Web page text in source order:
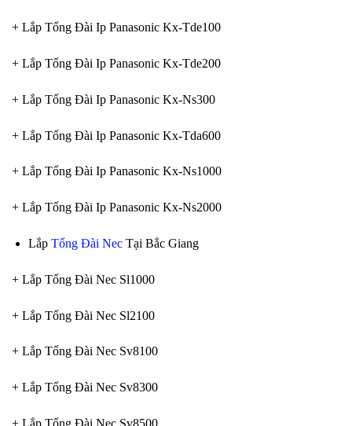
+ Lắp Tổng Đài Ip Panasonic Kx-Tde100
+ Lắp Tổng Đài Ip Panasonic Kx-Tde200
+ Lắp Tổng Đài Ip Panasonic Kx-Ns300
+ Lắp Tổng Đài Ip Panasonic Kx-Tda600
+ Lắp Tổng Đài Ip Panasonic Kx-Ns1000
+ Lắp Tổng Đài Ip Panasonic Kx-Ns2000
Lắp Tổng Đài NecTại Bắc Giang
+ Lắp Tổng Đài Nec Sl1000
+ Lắp Tổng Đài Nec Sl2100
+ Lắp Tổng Đài Nec Sv8100
+ Lắp Tổng Đài Nec Sv8300
+ Lắp Tổng Đài Nec Sv8500